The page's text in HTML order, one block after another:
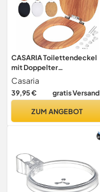
CASARIA Toilettendeckel
mit Doppelter
Absenkautomatik MDF
Casaria
39,95 € gratis Versand
ZUM ANGEBOT